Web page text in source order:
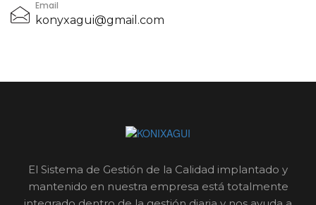
Email
konyxagui@gmail.com
El Sistema de Gestión de la Calidad implantado y
mantenido en nuestra empresa está totalmente